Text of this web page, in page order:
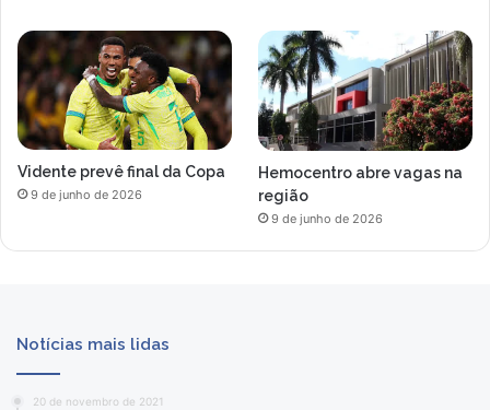
Vidente prevê final da Copa
9 de junho de 2026
Hemocentro abre vagas na
região
9 de junho de 2026
Notícias mais lidas
20 de novembro de 2021